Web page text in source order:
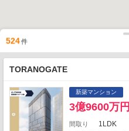
524件
TORANOGATE
新築マンション
3億9600万円
間取り 1LDK